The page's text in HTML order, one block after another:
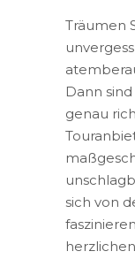
Träumen
Dann
genau
sich von